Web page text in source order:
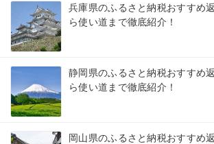
兵庫県のふるさと納税おすすめ
ら使い道まで徹底紹介！
静岡県のふるさと納税おすすめ
ら使い道まで徹底紹介！
岡山県のふるさと納税おすすめ